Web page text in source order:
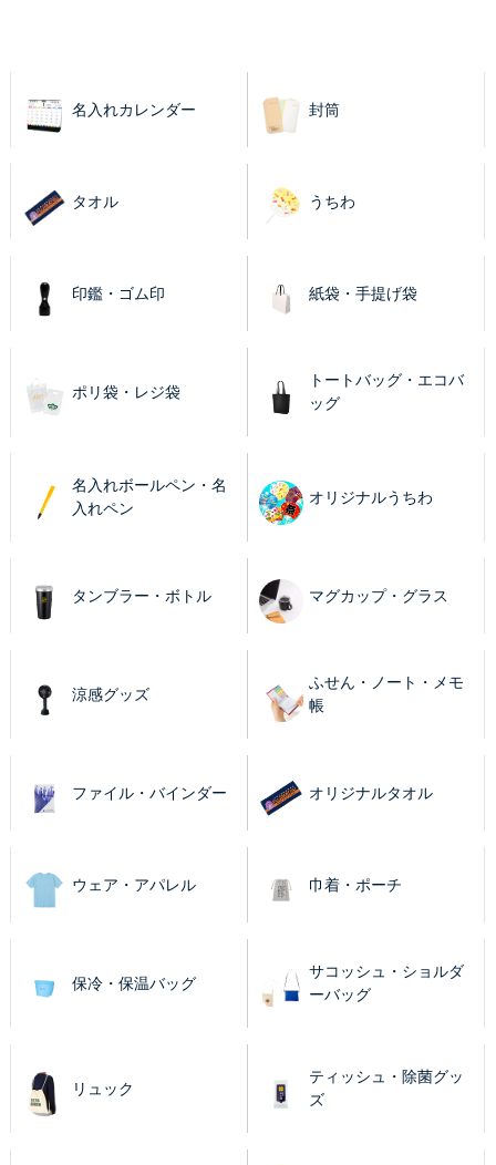
名入れカレンダー 封筒
タオル うちわ
印鑑・ゴム印 紙袋・手提げ袋
ポリ袋・レジ袋
トートバッグ・エコバ
ッグ
名入れボールペン・名
入れペン
オリジナルうちわ
タンブラー・ボトル マグカップ・グラス
涼感グッズ
ふせん・ノート・メモ
帳
ファイル・バインダー オリジナルタオル
ウェア・アパレル 巾着・ポーチ
保冷・保温バッグ
サコッシュ・ショルダ
ーバッグ
リュック
ティッシュ・除菌グッ
ズ